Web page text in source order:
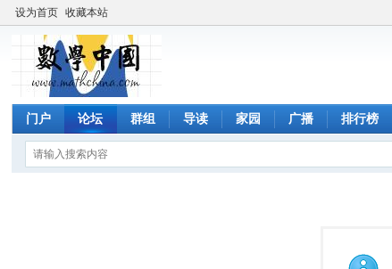
设为首页 收藏本站
门户 论坛 群组 导读 家园 广播 排行榜